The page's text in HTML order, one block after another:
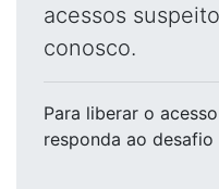
acessos
conosco.
Para liberar o acesso
responda ao desafio